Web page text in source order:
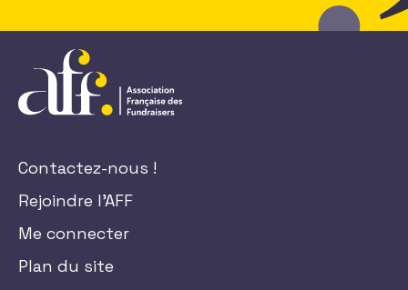
Contactez-nous !
Rejoindre l'AFF
Me connecter
Plan du site